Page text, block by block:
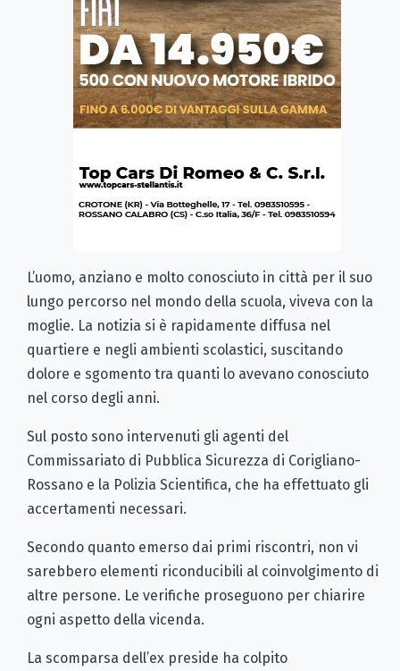
L’uomo, anziano e molto conosciuto in città per il suo
lungo percorso nel mondo della scuola, viveva con la
moglie. La notizia si è rapidamente diffusa nel
quartiere e negli ambienti scolastici, suscitando
dolore e sgomento tra quanti lo avevano conosciuto
nel corso degli anni.
Sul posto sono intervenuti gli agenti del
Commissariato di Pubblica Sicurezza di Corigliano-
Rossano e la Polizia Scientifica, che ha effettuato gli
accertamenti necessari.
Secondo quanto emerso dai primi riscontri, non vi
sarebbero elementi riconducibili al coinvolgimento di
altre persone. Le verifiche proseguono per chiarire
ogni aspetto della vicenda.
La scomparsa dell’ex preside ha colpito